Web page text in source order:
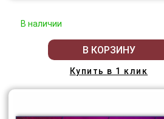
В наличии
В КОРЗИНУ
Купить в 1 клик